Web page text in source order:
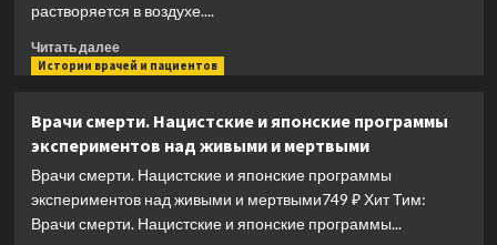
жизни
растворяется в воздухе....
Читать далееПрочитать
больше
дыхание
растворяется
в
Иногда
судьбе
Истории врачей и пациентов
Врачи смерти. Нацистские и японские программы
экспериментов над живыми и мертвыми
Врачи смерти. Нацистские и японские программы
экспериментов над живыми и мертвыми749 ₽ Хит Тим:
Врачи смерти. Нацистские и японские программы...